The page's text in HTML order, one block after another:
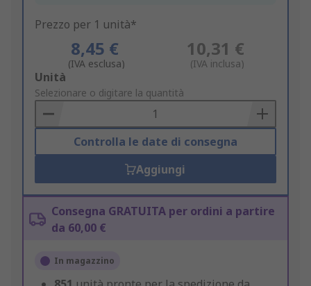
Prezzo per 1 unità*
8,45 €
(IVA esclusa)
10,31 €
(IVA inclusa)
Add
to
Basket
Unità
Selezionare o digitare la quantità
Controlla le date di consegna
Aggiungi
Consegna GRATUITA per ordini a partire
da 60,00 €
In magazzino